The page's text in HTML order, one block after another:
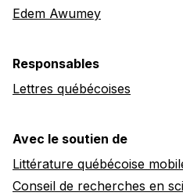
Edem Awumey
Responsables
Lettres québécoises
Avec le soutien de
Littérature québécoise
Conseil de recherches en